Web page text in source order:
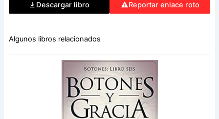
Descargar libro Reportar enlace roto
Algunos libros relacionados